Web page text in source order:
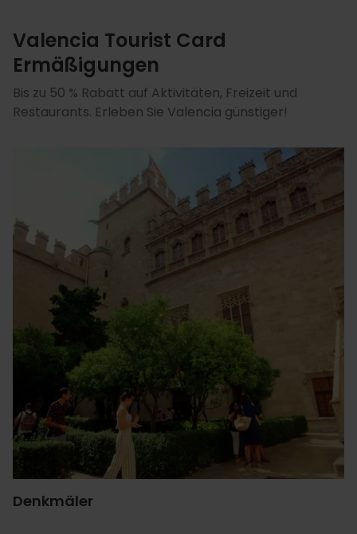
Valencia Tourist Card
Ermäßigungen
Bis zu 50 % Rabatt auf Aktivitäten, Freizeit und
Restaurants. Erleben Sie Valencia günstiger!
Denkmäler